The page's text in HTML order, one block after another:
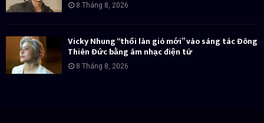
8 Tháng 8, 2026
Vicky Nhung “thổi làn gió mới” vào sáng tác Đông
Thiên Đức bằng âm nhạc điện tử
8 Tháng 8, 2026